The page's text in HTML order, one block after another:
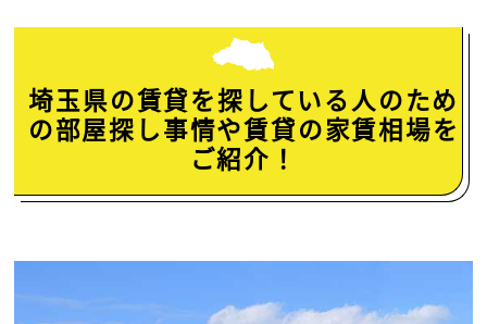
埼玉県の賃貸を探している人のため
の部屋探し事情や賃貸の家賃相場を
ご紹介！